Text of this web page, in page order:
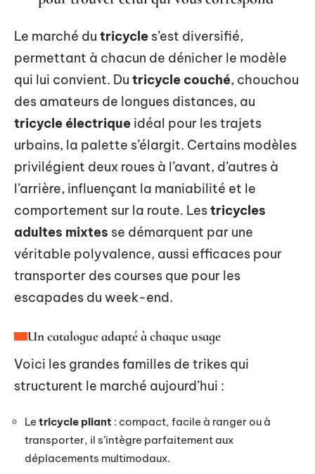
Le marché du tricycle s’est diversifié,
permettant à chacun de dénicher le modèle
qui lui convient. Du tricycle couché, chouchou
des amateurs de longues distances, au
tricycle électrique idéal pour les trajets
urbains, la palette s’élargit. Certains modèles
privilégient deux roues à l’avant, d’autres à
l’arrière, influençant la maniabilité et le
comportement sur la route. Lestricycles
adultes mixtes se démarquent par une
véritable polyvalence, aussi efficaces pour
transporter des courses que pour les
escapades du week-end.
Un catalogue adapté à chaque usage
Voici les grandes familles de trikes qui
structurent le marché aujourd’hui :
Le tricycle pliant : compact, facile à ranger ou à
transporter, il s’intègre parfaitement aux
déplacements multimodaux.